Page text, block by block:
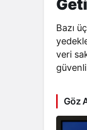
Bazı
veri
Göz